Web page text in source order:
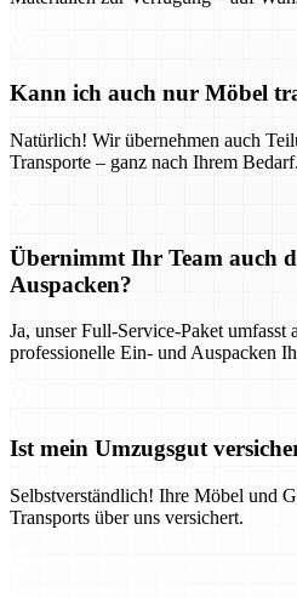
Kann ich auch nur Möbel
Natürlich! Wir übernehmen auch
Transporte – ganz nach Ihrem Bedarf.
Übernimmt Ihr Team auch
Auspacken?
Ja, unser Full-Service-Paket umfasst
professionelle Ein- und Auspacken
Ist mein Umzugsgut
Selbstverständlich! Ihre Möbel und
Transports über uns versichert.